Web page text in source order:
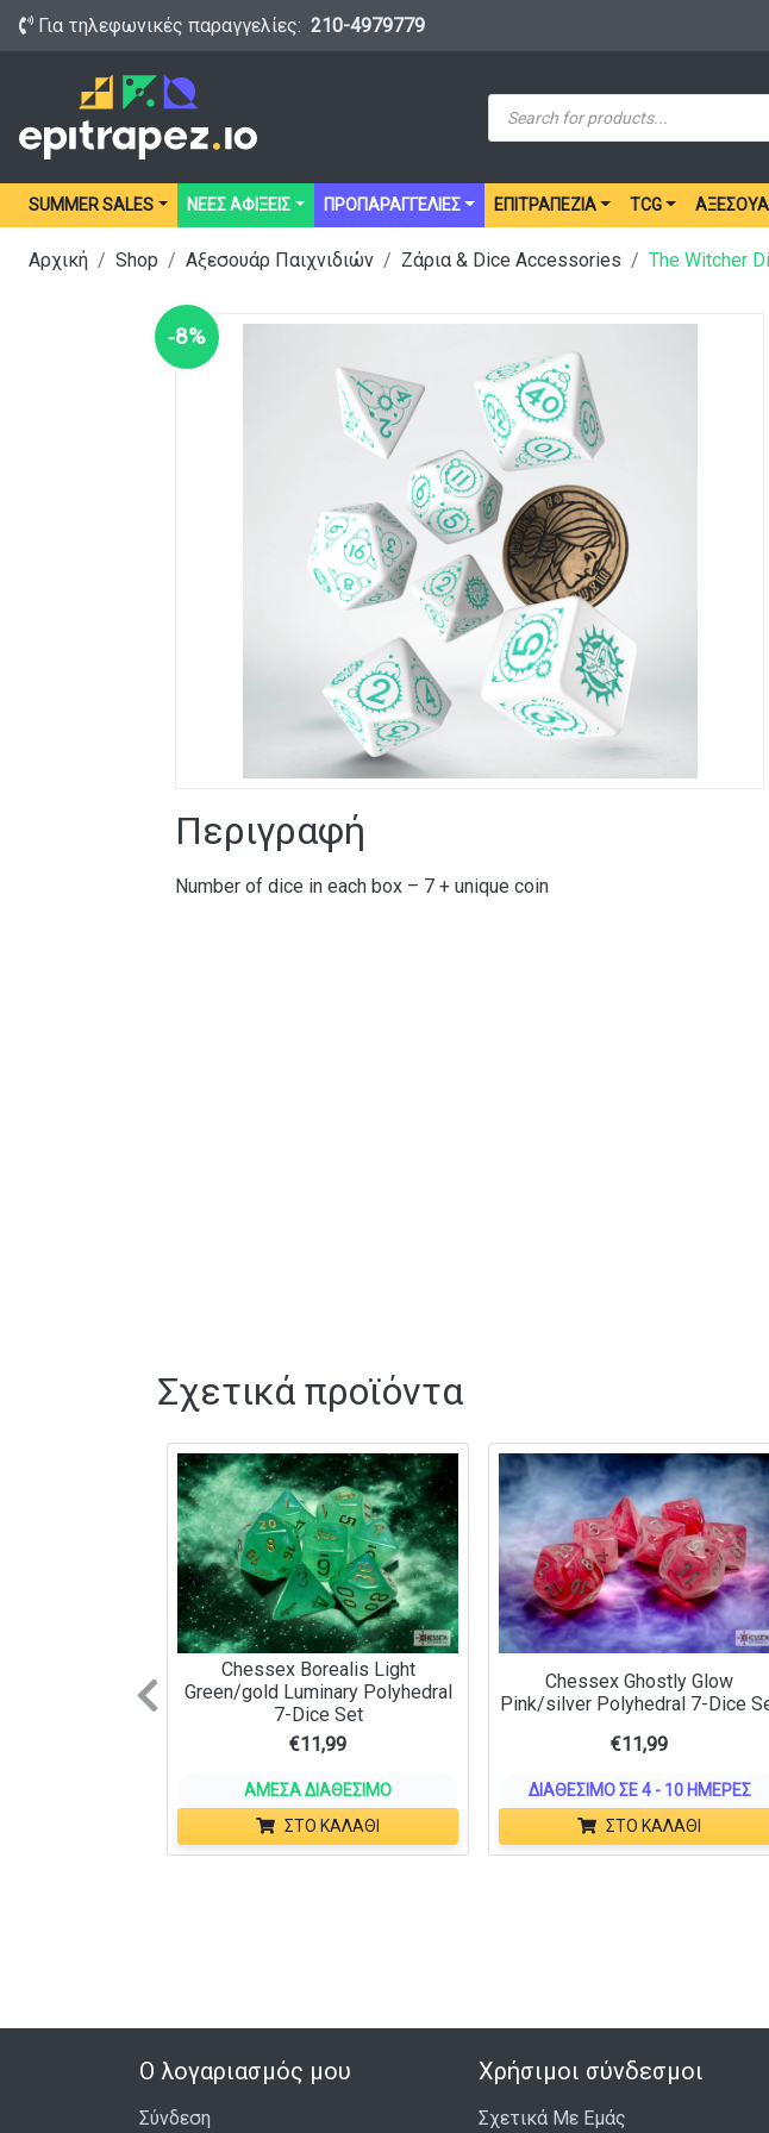
Για τηλεφωνικές παραγγελίες: 210-4979779
Products
search
SUMMER SALES ΝΕΕΣ ΑΦΙΞΕΙΣ ΠΡΟΠΑΡΑΓΓΕΛΙΕΣ ΕΠΙΤΡΑΠΈΖΙΑ TCG
Αρχική Shop Αξεσουάρ Παιχνιδιών Ζάρια & Dice Accessories The Witcher
‑8%
Περιγραφή
Number of dice in each box – 7 + unique coin
Σχετικά προϊόντα
Chessex Borealis Light
Green/gold Luminary Polyhedral
7-Dice Set
€11,99
ΆΜΕΣΑ ΔΙΑΘΈΣΙΜΟ
ΣΤΟ ΚΑΛΆΘΙ
Chessex Ghostly Glow
Pink/silver Polyhedral 7-Dice
€11,99
ΔΙΑΘΈΣΙΜΟ ΣΕ 4 - 10 ΗΜΈΡΕΣ
ΣΤΟ ΚΑΛΆΘΙ
Previous
Ο λογαριασμός μου
Σύνδεση
Χρήσιμοι σύνδεσμοι
Σχετικά Με Εμάς